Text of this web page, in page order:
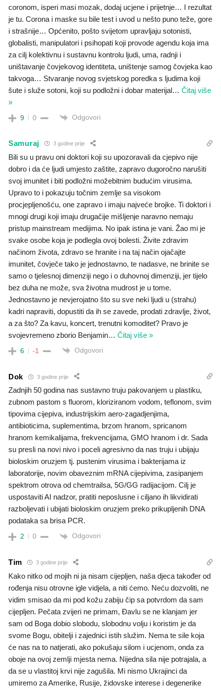
coronom, isperi masi mozak, dodaj ucjene i prijetnje… I rezultat
je tu. Corona i maske su bile test i uvod u nešto puno teže, gore
i strašnije… Općenito, pošto svijetom upravljaju sotonisti,
globalisti, manipulatori i psihopati koji provode agendu koja ima
za cilj kolektivnu i sustavnu kontrolu ljudi, uma, radnji i
uništavanje čovjekovog identiteta, uništenje samog čovjeka kao
takvoga… Stvaranje novog svjetskog poredka s ljudima koji
šute i služe sotoni, koji su podložni i dobar materijal… Čitaj više
»
9 0 Odgovori
Samuraj 3 godine prije
Bili su u pravu oni doktori koji su upozoravali da cjepivo nije
dobro i da će ljudi umjesto zaštite, zapravo dugoročno narušiti
svoj imunitet i biti podložni možebitnim budućim virusima.
Upravo to i pokazuju točnim zemlje sa visokom
procjepljenošću, one zapravo i imaju najveće brojke. Ti doktori i
mnogi drugi koji imaju drugačije mišljenje naravno nemaju
pristup mainstream medijima. No ipak istina je vani. Žao mi je
svake osobe koja je podlegla ovoj bolesti. Živite zdravim
načinom života, zdravo se hranite i na taj način ojačajte
imunitet, čovječe tako je jednostavno, te nadasve, ne brinite se
samo o tjelesnoj dimenziji nego i o duhovnoj dimenziji, jer tijelo
bez duha ne može, sva životna mudrost je u tome.
Jednostavno je nevjerojatno što su sve neki ljudi u (strahu)
kadri napraviti, dopustiti da ih se zavede, prodati zdravlje, život,
a za što? Za kavu, koncert, trenutni komoditet? Pravo je
svojevremeno zborio Benjamin… Čitaj više »
6 -1 Odgovori
Dok 3 godine prije
Zadnjih 50 godina nas sustavno truju pakovanjem u plastiku,
zubnom pastom s fluorom, kloriziranom vodom, teflonom, svim
tipovima cijepiva, industrijskim aero-zagadjenjima,
antibioticima, suplementima, brzom hranom, spricanom
hranom kemikalijama, frekvencijama, GMO hranom i dr. Sada
su presli na novi nivo i poceli agresivno da nas truju i ubijaju
bioloskim oruzjem tj. pustenim virusima i bakterijama iz
laboratorije, novim obaveznim mRNA cijepivima, zasipanjem
spektrom otrova od chemtrailsa, 5G/GG radijacijom. Cilj je
uspostaviti AI nadzor, pratiti neposlusne i ciljano ih likvidirati
razboljevati i ubijati bioloskim oruzjem preko prikupljenih DNA
podataka sa brisa PCR.
2 0 Odgovori
Tim 3 godine prije
Kako nitko od mojih ni ja nisam cijepljen, naša djeca također od
rođenja nisu otrovne igle vidjela, a niti ćemo. Neću dozvoliti, ne
vidim smisao da mi pod kožu zabiju čip sa potvrdom da sam
cijepljen. Pečata zvijeri ne primam, Đavlu se ne klanjam jer
sam od Boga dobio slobodu, slobodnu volju i koristim je da
svome Bogu, obitelji i zajednici istih služim. Nema te sile koja
će nas na to natjerati, ako pokušaju silom i ucjenom, onda za
oboje na ovoj zemlji mjesta nema. Nijedna sila nije potrajala, a
da se u vlastitoj krvi nije zagušila. Mi nismo Ukrajinci da
umiremo za Amerike, Rusije, židovske interese i degenerike